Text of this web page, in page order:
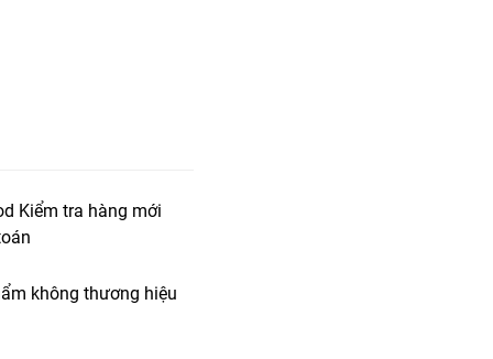
Kiểm tra hàng mới
không thương hiệu